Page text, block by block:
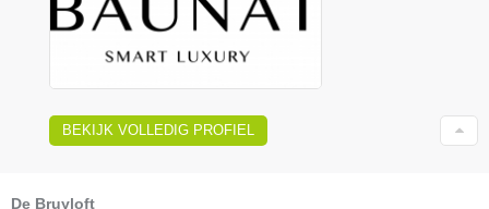
BEKIJK VOLLEDIG PROFIEL
De Bruyloft